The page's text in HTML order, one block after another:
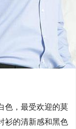
色，最受欢迎的莫
衫的清新感和黑色